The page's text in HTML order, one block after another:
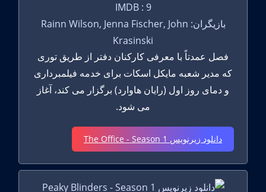
IMDB : 9
بازیگران: Rainn Wilson, Jenna Fischer, John
Krasinski
فصل عمدتاً با معرفی کارکنان دفتر از طریق توری
که مدیر شعبه مایکل اسکات برای خدمه فیلمبرداری
و دمای روز اول (رایان هاوارد) برگزار می کند، آغاز
می شود.
دانلود زیرنویس The Office - Season 1